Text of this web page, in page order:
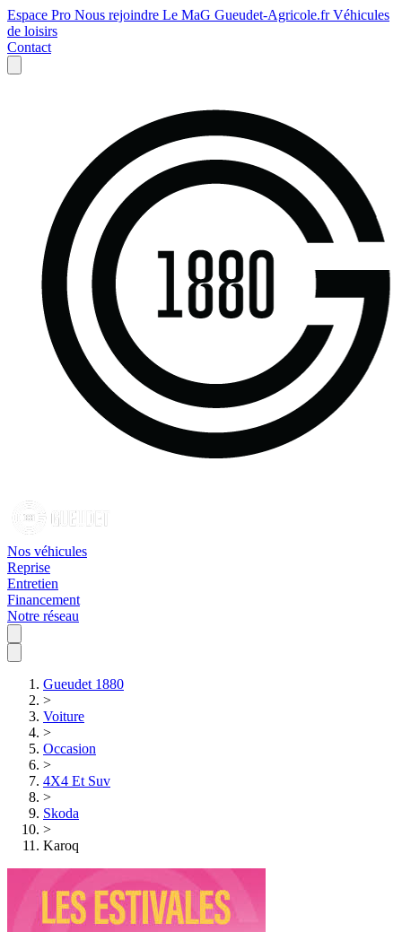
Espace Pro Nous rejoindre Le MaG Gueudet-Agricole.frVéhicules
de loisirs
Contact
Nos véhicules
Reprise
Entretien
Financement
Notre réseau
Gueudet 1880
>
Voiture
>
Occasion
>
4X4 Et Suv
>
Skoda
>
Karoq